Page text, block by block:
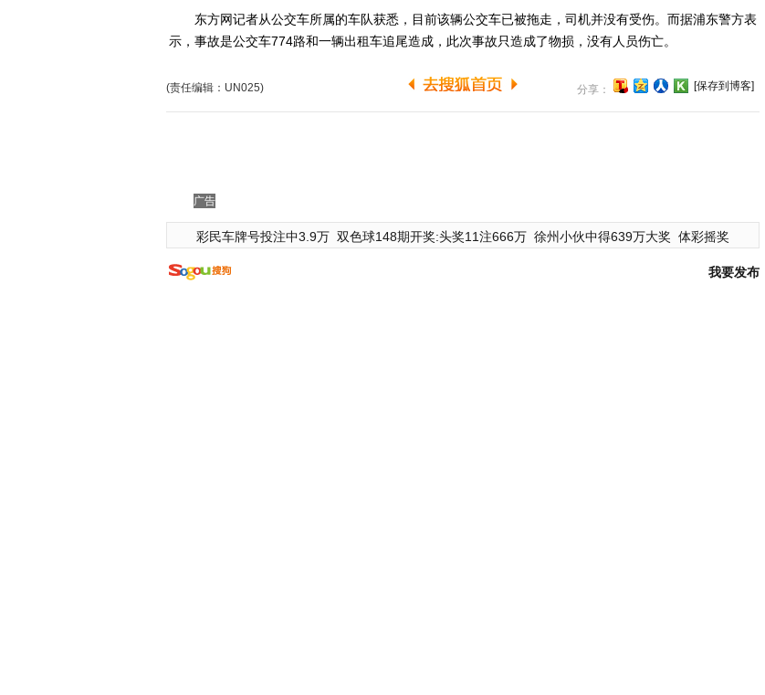
东方网记者从公交车所属的车队获悉，目前该辆公交车已被拖走，司机并没有受伤。而据浦东警方表
示，事故是公交车774路和一辆出租车追尾造成，此次事故只造成了物损，没有人员伤亡。
(责任编辑：UN025) 分享： [保存到博客]
广告
彩民车牌号投注中3.9万 双色球148期开奖:头奖11注666万 徐州小伙中得639万大奖 体彩摇奖
我要发布